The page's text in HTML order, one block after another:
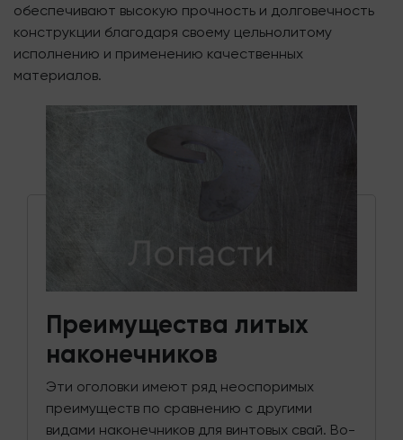
обеспечивают высокую прочность и долговечность
конструкции благодаря своему цельнолитому
исполнению и применению качественных
материалов.
Преимущества литых
наконечников
Эти оголовки имеют ряд неоспоримых
преимуществ по сравнению с другими
видами наконечников для винтовых свай. Во-